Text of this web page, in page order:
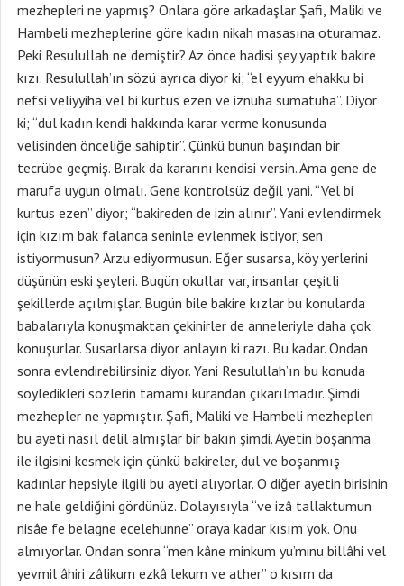
mezhepleri ne yapmış? Onlara göre arkadaşlar Şafi, Maliki ve
Hambeli mezheplerine göre kadın nikah masasına oturamaz.
Peki Resulullah ne demiştir? Az önce hadisi şey yaptık bakire
kızı. Resulullah’ın sözü ayrıca diyor ki; “el eyyum ehakku bi
nefsi veliyyiha vel bi kurtus ezen ve iznuha sumatuha”. Diyor
ki; “dul kadın kendi hakkında karar verme konusunda
velisinden önceliğe sahiptir”. Çünkü bunun başından bir
tecrübe geçmiş. Bırak da kararını kendisi versin. Ama gene de
marufa uygun olmalı. Gene kontrolsüz değil yani. “Vel bi
kurtus ezen” diyor; “bakireden de izin alınır”. Yani evlendirmek
için kızım bak falanca seninle evlenmek istiyor, sen
istiyormusun? Arzu ediyormusun. Eğer susarsa, köy yerlerini
düşünün eski şeyleri. Bugün okullar var, insanlar çeşitli
şekillerde açılmışlar. Bugün bile bakire kızlar bu konularda
babalarıyla konuşmaktan çekinirler de anneleriyle daha çok
konuşurlar. Susarlarsa diyor anlayın ki razı. Bu kadar. Ondan
sonra evlendirebilirsiniz diyor. Yani Resulullah’ın bu konuda
söyledikleri sözlerin tamamı kurandan çıkarılmadır. Şimdi
mezhepler ne yapmıştır. Şafi, Maliki ve Hambeli mezhepleri
bu ayeti nasıl delil almışlar bir bakın şimdi. Ayetin boşanma
ile ilgisini kesmek için çünkü bakireler, dul ve boşanmış
kadınlar hepsiyle ilgili bu ayeti alıyorlar. O diğer ayetin birisinin
ne hale geldiğini gördünüz. Dolayısıyla “ve izâ tallaktumun
nisâe fe belagne ecelehunne” oraya kadar kısım yok. Onu
almıyorlar. Ondan sonra “men kâne minkum yu’minu billâhi vel
yevmil âhiri zâlikum ezkâ lekum ve ather” o kısım da